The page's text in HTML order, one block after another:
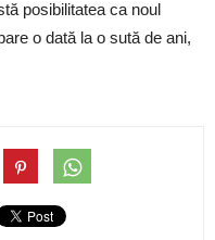
posibilitatea ca noul
o dată la o sută de ani,